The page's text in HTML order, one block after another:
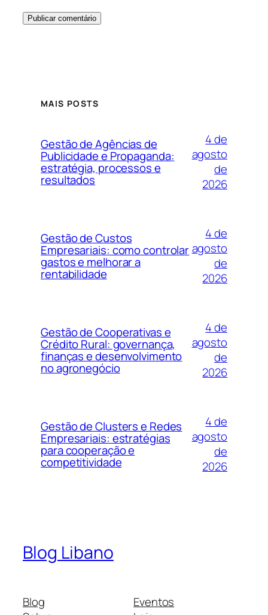
MAIS POSTS
Gestão de Agências de
Publicidade e Propaganda:
estratégia, processos e
resultados
4 de
agosto
de
2026
Gestão de Custos
Empresariais: como controlar
gastos e melhorar a
rentabilidade
4 de
agosto
de
2026
Gestão de Cooperativas e
Crédito Rural: governança,
finanças e desenvolvimento
no agronegócio
4 de
agosto
de
2026
Gestão de Clusters e Redes
Empresariais: estratégias
para cooperação e
competitividade
4 de
agosto
de
2026
Blog Libano
Blog
Eventos